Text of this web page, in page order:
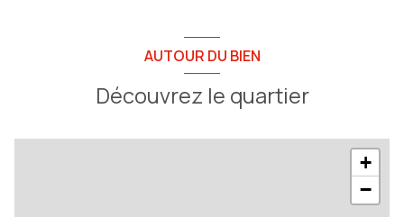
AUTOUR DU BIEN
Découvrez le quartier
+
−